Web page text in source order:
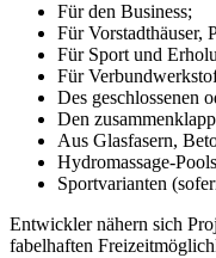
Für den Business;
Für Vorstadthäuser,
Für Sport und
Für
Des geschlossenen
Den
Aus Glasfasern,
Hydromassage-
Sportvarianten
Entwickler nähern sich
fabelhaften